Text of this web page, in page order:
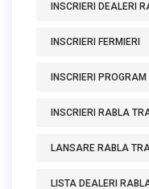
INSCRIERI DEALERI
INSCRIERI FERMIERI
INSCRIERI
INSCRIERI RABLA
LANSARE RABLA
LISTA DEALERI